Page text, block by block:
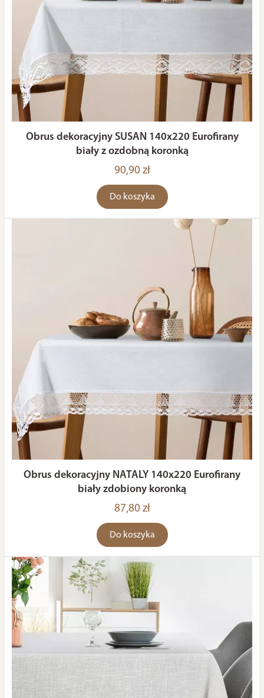
Obrus dekoracyjny SUSAN 140x220 Eurofirany
biały z ozdobną koronką
90,90 zł
Do koszyka
Obrus dekoracyjny NATALY 140x220 Eurofirany
biały zdobiony koronką
87,80 zł
Do koszyka